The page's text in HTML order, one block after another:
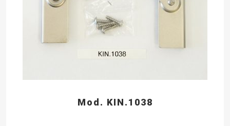
Mod. KIN.1038